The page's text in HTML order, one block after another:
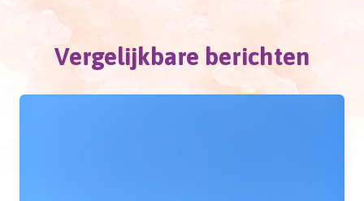
Vergelijkbare berichten